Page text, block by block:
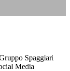
Spaggiari
Media